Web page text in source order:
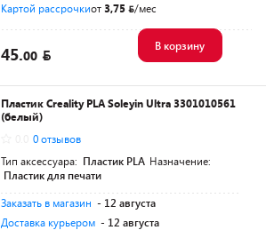
Картой рассрочкиот3,75 /мес
45.00
В корзину
Пластик Creality PLA Soleyin Ultra 3301010561
(белый)
0 отзывов
Тип аксессуара: Пластик PLA Назначение:
Пластик для печати
Заказать в магазин - 12 августа
Доставка курьером - 12 августа